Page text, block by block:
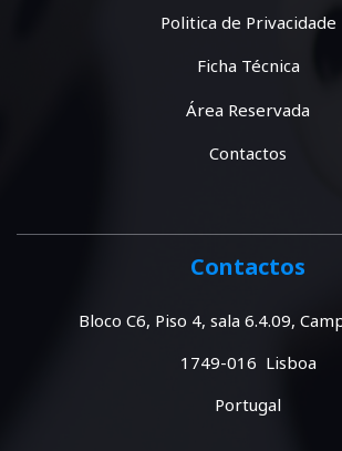
Politica de Privacidade
Ficha Técnica
Área Reservada
Contactos
Contactos
Bloco C6, Piso 4, sala 6.4.09,
1749-016 Lisboa
Portugal